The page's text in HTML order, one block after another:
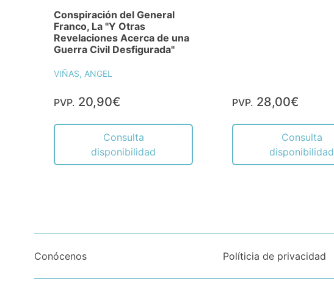
Conspiración del General
Franco, La "Y Otras
Revelaciones Acerca de una
Guerra Civil Desfigurada"
VIÑAS, ANGEL
PVP. 20,90€
Consulta
disponibilidad
PVP. 28,00€
Consulta
disponibilidad
Conócenos Políticia de privacidad